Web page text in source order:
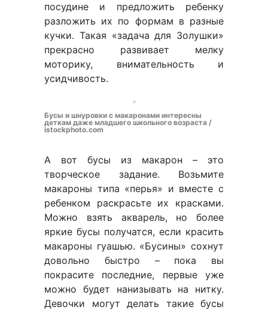
посудине и предложить ребенку
разложить их по формам в разные
кучки. Такая «задача для Золушки»
прекрасно развивает мелку
моторику, внимательность и
усидчивость.
Бусы и шнуровки с макаронами интересны
деткам даже младшего школьного возраста /
istockphoto.com
А вот бусы из макарон – это
творческое задание. Возьмите
макароны типа «перья» и вместе с
ребенком раскрасьте их красками.
Можно взять акварель, но более
яркие бусы получатся, если красить
макароны гуашью. «Бусины» сохнут
довольно быстро – пока вы
покрасите последние, первые уже
можно будет нанизывать на нитку.
Девочки могут делать такие бусы